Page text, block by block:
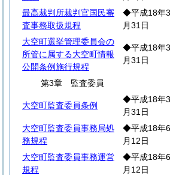
最高裁判所裁判官国民審
査事務取扱規程
◆平成18年3
月31日
大空町選挙管理委員会の
所管に属する大空町情報
公開条例施行規程
◆平成18年3
月31日
第3章 監査委員
大空町監査委員条例
◆平成18年3
月31日
大空町監査委員事務局処
務規程
◆平成18年6
月12日
大空町監査委員事務運営
規程
◆平成18年6
月12日